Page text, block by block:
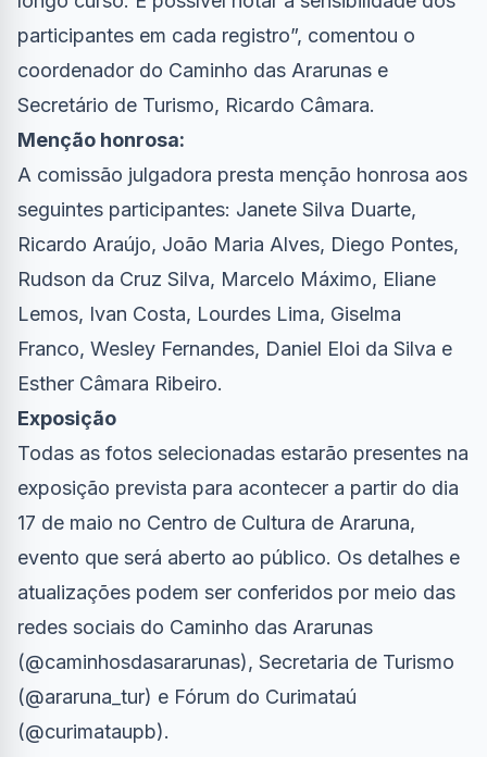
participantes em cada registro”, comentou o
coordenador do Caminho das Ararunas e
Secretário de Turismo, Ricardo Câmara.
Menção honrosa:
A comissão julgadora presta menção honrosa aos
seguintes participantes: Janete Silva Duarte,
Ricardo Araújo, João Maria Alves, Diego Pontes,
Rudson da Cruz Silva, Marcelo Máximo, Eliane
Lemos, Ivan Costa, Lourdes Lima, Giselma
Franco, Wesley Fernandes, Daniel Eloi da Silva e
Esther Câmara Ribeiro.
Exposição
Todas as fotos selecionadas estarão presentes na
exposição prevista para acontecer a partir do dia
17 de maio no Centro de Cultura de Araruna,
evento que será aberto ao público. Os detalhes e
atualizações podem ser conferidos por meio das
redes sociais do Caminho das Ararunas
(@caminhosdasararunas), Secretaria de Turismo
(@araruna_tur) e Fórum do Curimataú
(@curimataupb).